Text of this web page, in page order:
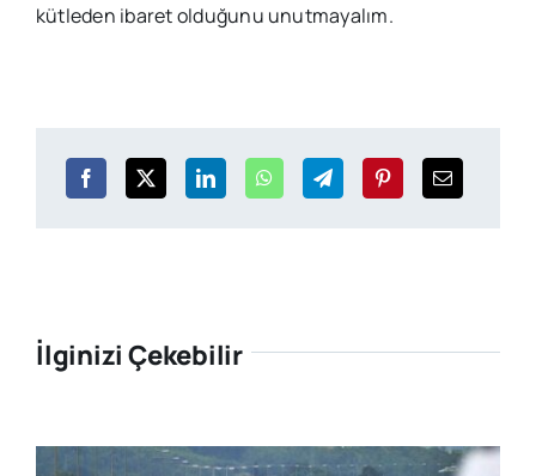
kütleden ibaret olduğunu unutmayalım.
İlginizi Çekebilir